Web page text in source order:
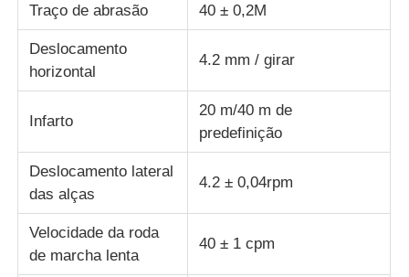
Controlador da temperatura e da umidade
Traço de abrasão 40 ± 0,2M
Deslocamento
horizontal
4.2 mm / girar
Infarto
20 m/40 m de
predefinição
Deslocamento lateral
das alças
4.2 ± 0,04rpm
Velocidade da roda
de marcha lenta
40 ± 1 cpm